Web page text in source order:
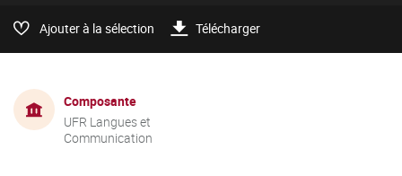
Ajouter à la sélection Télécharger
Composante
UFR Langues et
Communication